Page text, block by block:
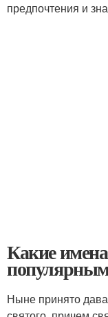
предпочтения и
Какие
Ныне принято